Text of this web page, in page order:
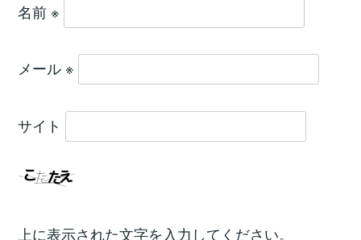
名前 ※
メール ※
サイト
上に表示された文字を入力してください。